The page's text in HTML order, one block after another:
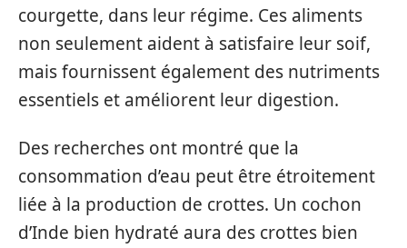
courgette, dans leur régime. Ces aliments
non seulement aident à satisfaire leur soif,
mais fournissent également des nutriments
essentiels et améliorent leur digestion.
Des recherches ont montré que la
consommation d’eau peut être étroitement
liée à la production de crottes. Un cochon
d’Inde bien hydraté aura des crottes bien